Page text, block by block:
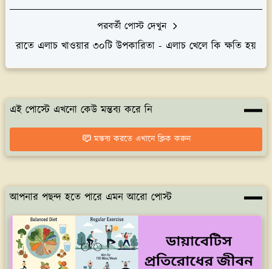
পরবর্তী পোস্ট দেখুন
রাতে এলাচ খাওয়ার ৩০টি উপকারিতা - এলাচ খেলে কি ক্ষতি হয়
এই পোস্টে এখনো কেউ মন্তব্য করে নি
মন্তব্য করতে এখানে ক্লিক করুন
আপনার পছন্দ হতে পারে এমন আরো পোস্ট